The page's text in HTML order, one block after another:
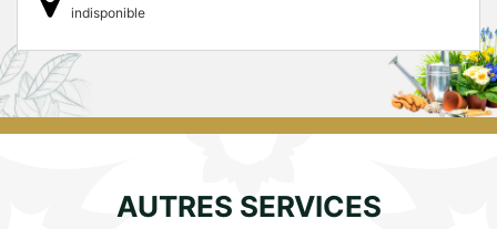
indisponible
AUTRES SERVICES